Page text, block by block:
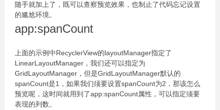
随手就加上了，既可以查察预览效果，也制止了代码忘记设置
的尴尬环境。
app:spanCount
上面的示例中RecyclerView的layoutManager指定了
LinearLayoutManager，我们还可以指定为
GridLayoutManager，但是GridLayoutManager默认的
spanCount是1，如果我们须要设置spanCount为2，那该怎么
预览呢，这时间就用到了app:spanCount属性，可以指定须要
表现的列数。